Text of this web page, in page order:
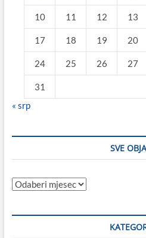
10 11 12 13
17 18 19 20
24 25 26 27
31
« srp
SVE
Sve